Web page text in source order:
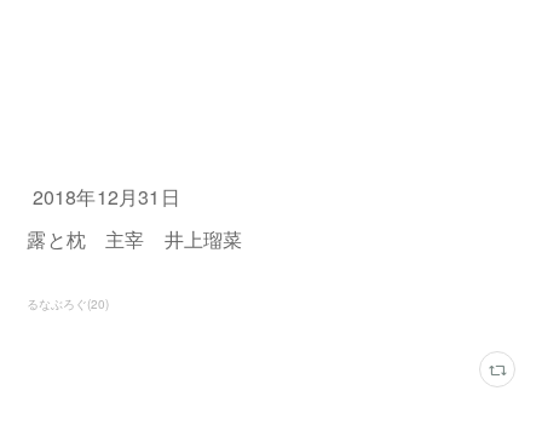
2018年12月31日
露と枕 主宰 井上瑠菜
るなぶろぐ(20)